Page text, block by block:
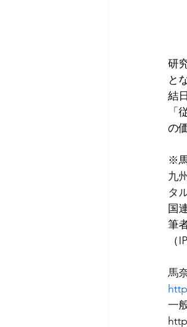
研
と
結
「
の
※
九
タ
国
筆
馬
一